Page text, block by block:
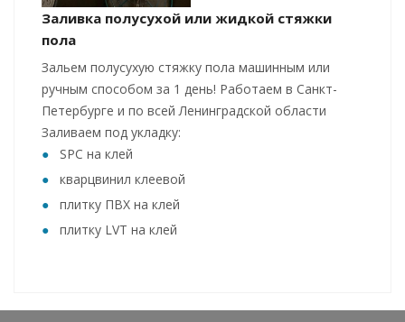
Заливка полусухой или жидкой стяжки
пола
Зальем полусухую стяжку пола машинным или
ручным способом за 1 день! Работаем в Санкт-
Петербурге и по всей Ленинградской области
Заливаем под укладку:
SPC на клей
кварцвинил клеевой
плитку ПВХ на клей
плитку LVT на клей